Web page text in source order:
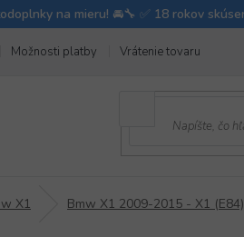
Možnosti platby Vrátenie tovaru
X1 Bmw X1 2009-2015 - X1 (E84)